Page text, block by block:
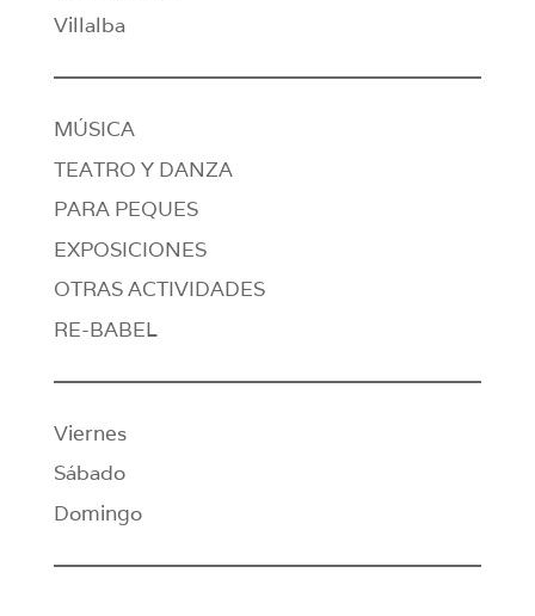
Villalba
MÚSICA
TEATRO Y DANZA
PARA PEQUES
EXPOSICIONES
OTRAS ACTIVIDADES
RE-BABEL
Viernes
Sábado
Domingo